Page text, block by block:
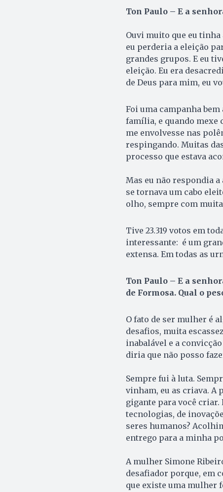
Ton Paulo – E a
Ouvi muito que eu
eu perderia a eleição
grandes grupos. E eu
eleição. Eu era
de Deus para mim, eu
Foi uma campanha
família, e quando mexe
me envolvesse nas
respingando. Muitas
processo que estava
Mas eu não respondia
se tornava um cabo
olho, sempre com
Tive 23.319 votos em
interessante: é um
extensa. Em todas as
Ton Paulo – E a
de Formosa. Qual o
O fato de ser mulher é
desafios, muita
inabalável e a
diria que não posso
Sempre fui à luta.
vinham, eu as criava. A
gigante para você criar.
tecnologias, de
seres humanos?
entrego para a minha
A mulher Simone
desafiador porque, em
que existe uma mulher